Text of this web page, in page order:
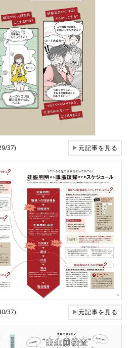
37) ▶元記事を見る
37) ▶元記事を見る